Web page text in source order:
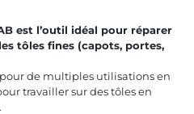
est l’outil idéal pour réparer
tôles fines (capots, portes,
de multiples utilisations en
travailler sur des tôles en